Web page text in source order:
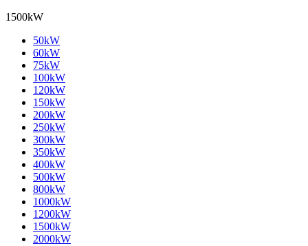
1500kW
50kW
60kW
75kW
100kW
120kW
150kW
200kW
250kW
300kW
350kW
400kW
500kW
800kW
1000kW
1200kW
1500kW
2000kW